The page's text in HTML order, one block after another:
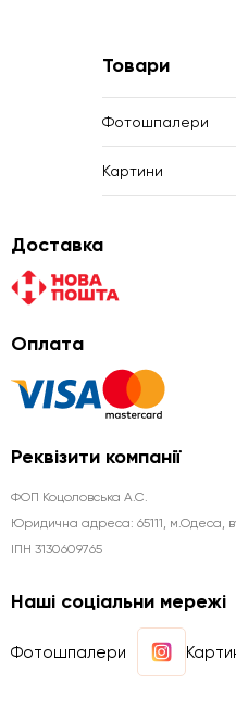
Товари
Фотошпалери
Картини
Доставка
Оплата
Реквізити компанії
ФОП Коцоловська А.С.
Юридична aдреса: 65111, м.Одеса,
ІПН 3130609765
Наші соціальни мережі
Фотошпалери